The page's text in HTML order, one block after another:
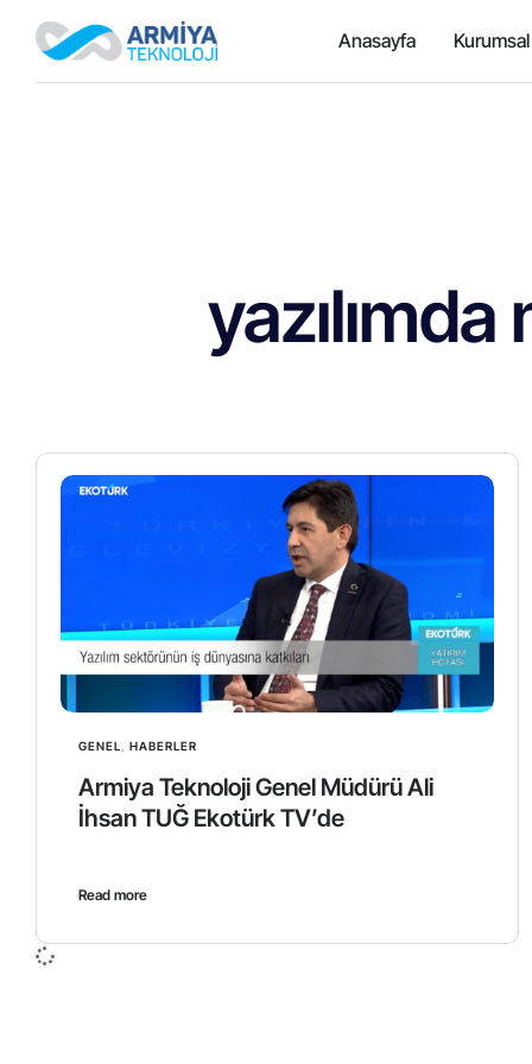
Anasayfa Kurumsal
GENEL HABERLER
Armiya Teknoloji Genel Müdürü Ali
İhsan TUĞ Ekotürk TV’de
Read more